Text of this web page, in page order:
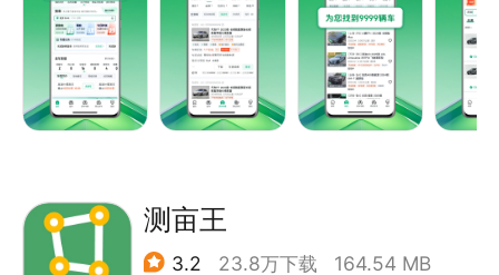
lens soundmeter ar测量 measure 测距仪app 角度
测量 水平仪 水平尺 挂画校准 AI计数 AI钢筋计数 AI竹
签计数 直尺测量
VIP，如果您是订阅vip，订阅成功后将会每月自动从
您的华为账号中扣款，点击购买并付款成功后即视为同
注意事项：
1、仅支持室外能够接收gps信息的区域使用；
2、位置坐标精度依赖于您手机的gps芯片性能和当前
的环境；
https://web.gpstool.com/
客服QQ群：741374557
测亩王
3.2 23.8万下载 164.54 MB